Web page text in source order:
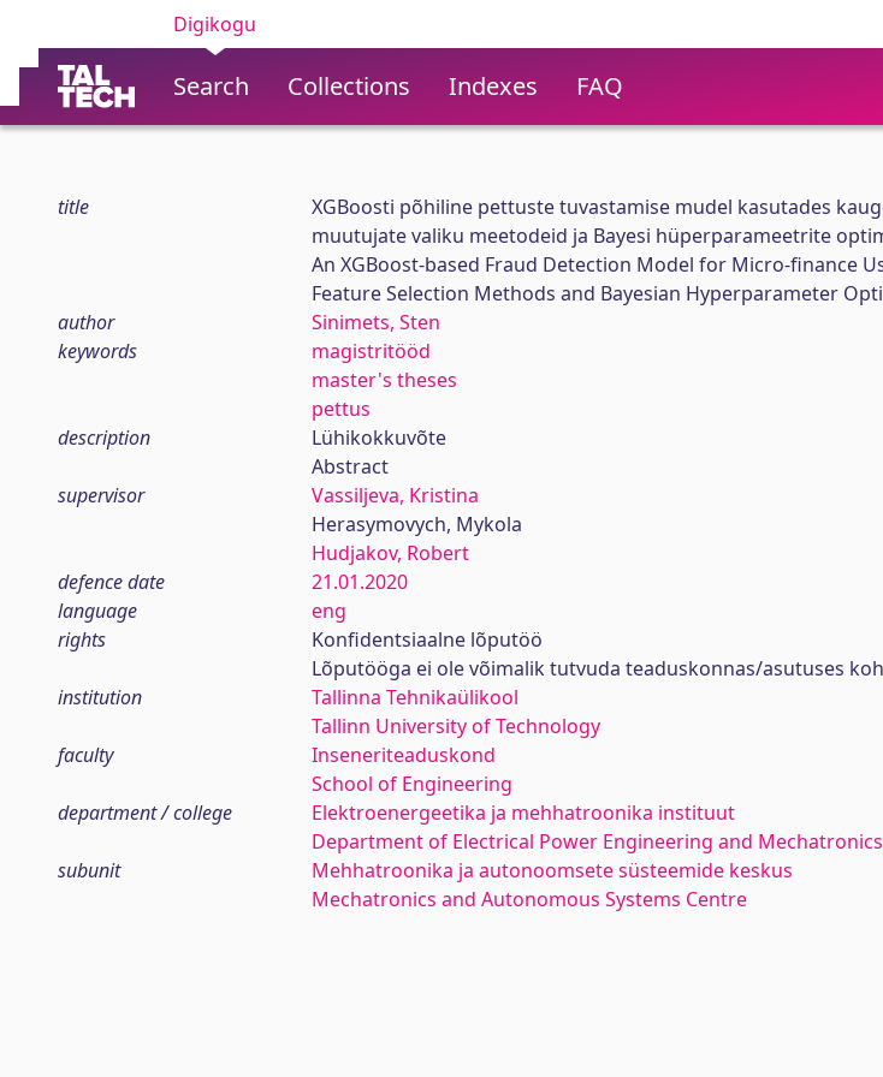
Digikogu
Search Collections Indexes FAQ
title
XGBoosti põhiline pettuste tuvastamise mudel kasutades
muutujate valiku meetodeid ja Bayesi hüperparameetrite
An XGBoost-based Fraud Detection Model for Micro-finance
Feature Selection Methods and Bayesian Hyperparameter
author
Sinimets, Sten
keywords
magistritööd
master's theses
pettus
description
Lühikokkuvõte
Abstract
supervisor
Vassiljeva, Kristina
Herasymovych, Mykola
Hudjakov, Robert
defence date
21.01.2020
language
eng
rights
Konfidentsiaalne lõputöö
Lõputööga ei ole võimalik tutvuda teaduskonnas/asutuses
institution
Tallinna Tehnikaülikool
Tallinn University of Technology
faculty
Inseneriteaduskond
School of Engineering
department / college
Elektroenergeetika ja mehhatroonika instituut
Department of Electrical Power Engineering and Mechatronics
subunit
Mehhatroonika ja autonoomsete süsteemide keskus
Mechatronics and Autonomous Systems Centre